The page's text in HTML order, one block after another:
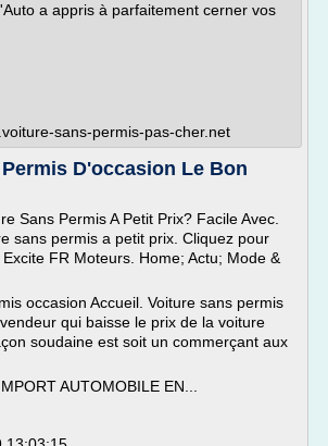
a appris à parfaitement cerner vos
sans-permis-pas-cher.net
D'occasion Le Bon
Sans Permis A Petit Prix? Facile Avec.
sans permis a petit prix. Cliquez pour
FR Moteurs. Home; Actu; Mode &
occasion Accueil. Voiture sans permis
qui baisse le prix de la voiture
soudaine est soit un commerçant aux
AUTOMOBILE EN...